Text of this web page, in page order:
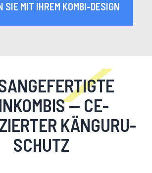
SIE MIT IHREM KOMBI-DESIGN
R
— CE-
KÄNGURU-
SCHUTZ